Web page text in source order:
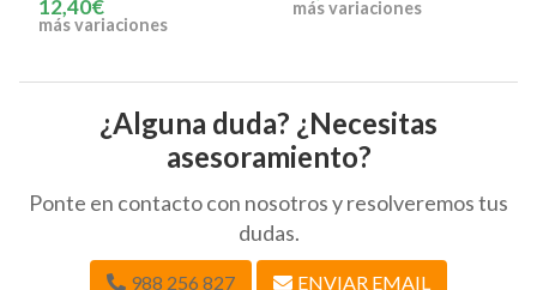
12,40€
más variaciones
más variaciones
¿Alguna duda? ¿Necesitas
asesoramiento?
Ponte en contacto con nosotros y resolveremos tus
dudas.
988 256 827 ENVIAR EMAIL